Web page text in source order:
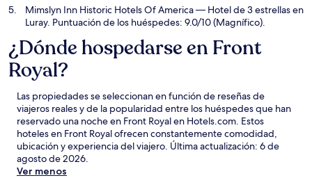
Mimslyn Inn Historic Hotels Of America— Hotel de 3 estrellas en
Luray. Puntuación de los huéspedes: 9.0/10 (Magnífico).
¿Dónde hospedarse en Front
Royal?
Las propiedades se seleccionan en función de reseñas de
viajeros reales y de la popularidad entre los huéspedes que han
reservado una noche en Front Royal en Hotels.com. Estos
hoteles en Front Royal ofrecen constantemente comodidad,
ubicación y experiencia del viajero. Última actualización: 6 de
agosto de 2026.
Ver menos